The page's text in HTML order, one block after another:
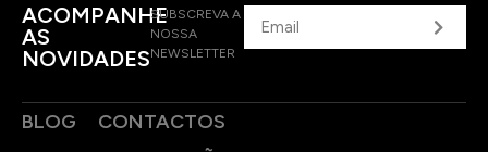
ACOMPANHE
AS
NOVIDADES
SUBSCREVA A
NOSSA
NEWSLETTER
BLOG
CONTACTOS